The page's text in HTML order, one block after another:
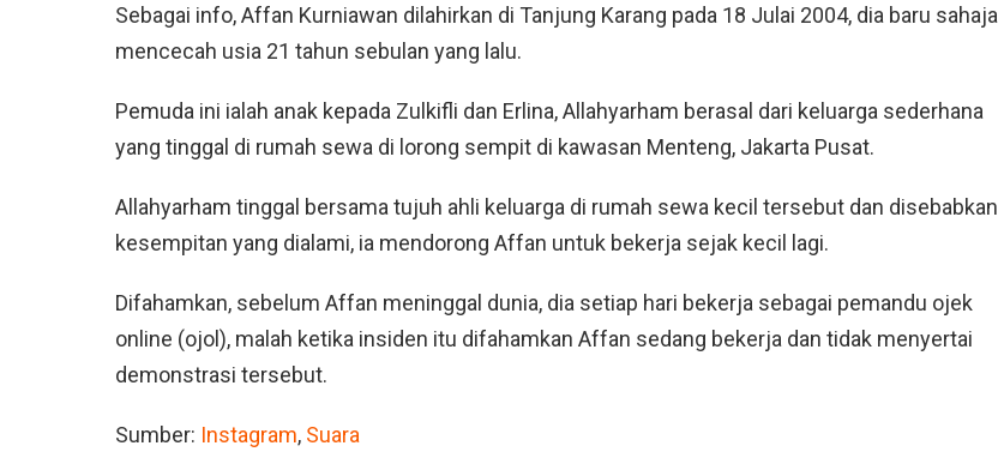
Sebagai info, Affan Kurniawan dilahirkan di Tanjung Karang pada 18 Julai 2004, dia baru sahaja
mencecah usia 21 tahun sebulan yang lalu.
Pemuda ini ialah anak kepada Zulkifli dan Erlina, Allahyarham berasal dari keluarga sederhana
yang tinggal di rumah sewa di lorong sempit di kawasan Menteng, Jakarta Pusat.
Allahyarham tinggal bersama tujuh ahli keluarga di rumah sewa kecil tersebut dan disebabkan
kesempitan yang dialami, ia mendorong Affan untuk bekerja sejak kecil lagi.
Difahamkan, sebelum Affan meninggal dunia, dia setiap hari bekerja sebagai pemandu ojek
online (ojol), malah ketika insiden itu difahamkan Affan sedang bekerja dan tidak menyertai
demonstrasi tersebut.
Sumber: Instagram, Suara